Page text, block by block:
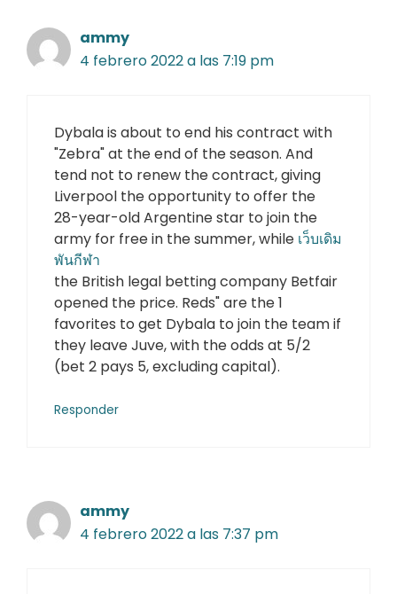
ammy
4 febrero 2022 a las 7:19 pm
Dybala is about to end his contract with
"Zebra" at the end of the season. And
tend not to renew the contract, giving
Liverpool the opportunity to offer the
28-year-old Argentine star to join the
army for free in the summer, while เว็บเดิม
พันกีฬา
the British legal betting company Betfair
opened the price. Reds" are the 1
favorites to get Dybala to join the team if
they leave Juve, with the odds at 5/2
(bet 2 pays 5, excluding capital).
Responder
ammy
4 febrero 2022 a las 7:37 pm